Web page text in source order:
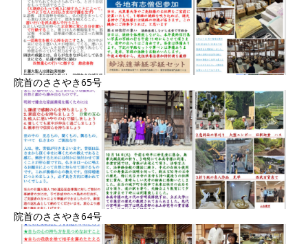
院首のささやき65号
院首のささやき64号